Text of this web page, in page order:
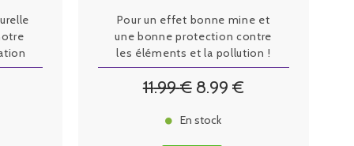
Pour un effet bonne mine et
une bonne protection contre
les éléments et la pollution !
11.99€ 8.99 €
En stock